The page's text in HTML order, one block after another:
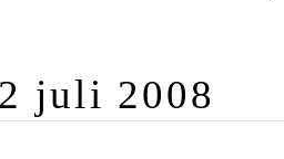
juli 2008